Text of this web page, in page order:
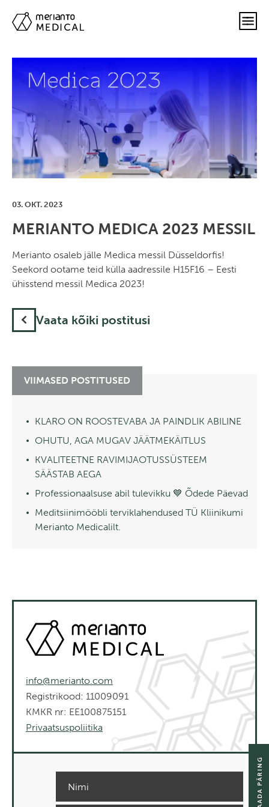
03. OKT. 2023
MERIANTO MEDICA 2023 MESSIL
Merianto osaleb jälle Medica messil Düsseldorfis!
Seekord ootame teid külla aadressile H15F16 – Eesti
ühisstend messil Medica 2023!
Vaata kõiki postitusi
VIIMASED POSTITUSED
KLARO ON ROOSTEVABA JA PAINDLIK ABILINE
OHUTU, AGA MUGAV JÄÄTMEKÄITLUS
KVALITEETNE RAVIMIJAOTUSSÜSTEEM
SÄÄSTAB AEGA
Professionaalsuse abil tulevikku 💙 Õdede Päevad
Meditsiinimööbli terviklahendused TÜ Kliinikumi
Merianto Medicalilt.
info@merianto.com
Registrikood: 11009091
KMKR nr: EE100875151
Privaatsuspoliitika
SAADA PÄRING